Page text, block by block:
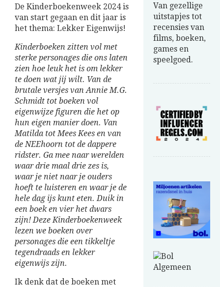
De Kinderboekenweek 2024 is
van start gegaan en dit jaar is
het thema: Lekker Eigenwijs!
Kinderboeken zitten vol met
sterke personages die ons laten
zien hoe leuk het is om lekker
te doen wat jij wilt. Van de
brutale versjes van Annie M.G.
Schmidt tot boeken vol
eigenwijze figuren die het op
hun eigen manier doen. Van
Matilda tot Mees Kees en van
de NEEhoorn tot de dappere
ridster. Ga mee naar werelden
waar drie maal drie zes is,
waar je niet naar je ouders
hoeft te luisteren en waar je de
hele dag ijs kunt eten. Duik in
een boek en vier het dwars
zijn! Deze Kinderboekenweek
lezen we boeken over
personages die een tikkeltje
tegendraads en lekker
eigenwijs zijn.
Ik denk dat de boeken met
Van gezellige
uitstapjes tot
recensies van
films, boeken,
games en
speelgoed.